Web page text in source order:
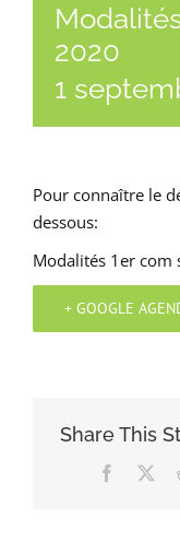
2020
1
Pour connaître le
dessous:
Modalités 1er com
+ GOOGLE
Share This